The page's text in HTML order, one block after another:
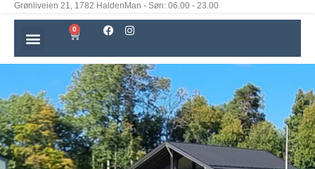
Grønliveien 21, 1782 Halden Man - Søn: 06.00 - 23.00
0